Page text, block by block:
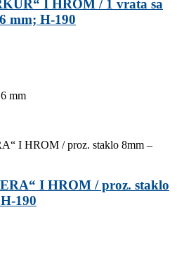
I HROM / 1 vrata sa
mm; H-190
mm
I HROM / proz. staklo
190